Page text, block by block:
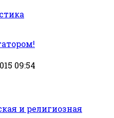
09:54
и религиозная